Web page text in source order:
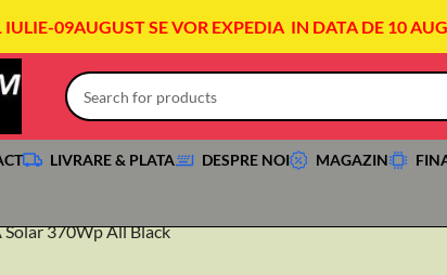
09AUGUST SE VOR EXPEDIA IN DATA DE 10
LIVRARE & PLATA DESPRE NOI MAGAZIN
Solar 370Wp All Black